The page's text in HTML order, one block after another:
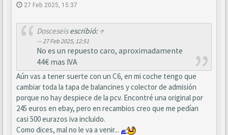
27 Feb 2025, 15:37
Dosceseisescribió: ↑
27 Feb 2025, 12:51
No es un repuesto caro, aproximadamente
44€ mas IVA
Aún vas a tener suerte con un C6, en mi coche tengo que
cambiar toda la tapa de balancines y colector de admisión
porque no hay despiece de la pcv. Encontré una original por
245 euros en ebay, pero en recambios creo que me pedían
casi 500 eurazos iva incluido.
Como dices, mal no le va a venir...